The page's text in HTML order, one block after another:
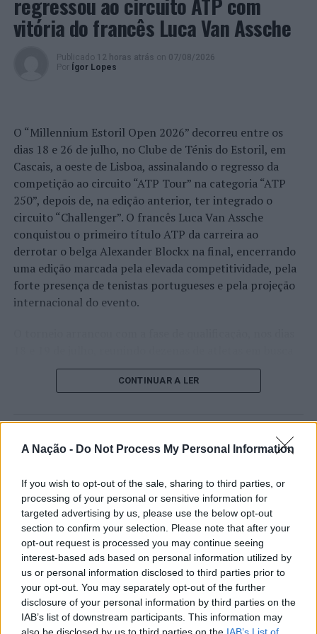
A Nação - Do Not Process My Personal Information
If you wish to opt-out of the sale, sharing to third parties, or
processing of your personal or sensitive information for
targeted advertising by us, please use the below opt-out
section to confirm your selection. Please note that after your
opt-out request is processed you may continue seeing
interest-based ads based on personal information utilized by
us or personal information disclosed to third parties prior to
your opt-out. You may separately opt-out of the further
disclosure of your personal information by third parties on the
IAB’s list of downstream participants. This information may
Foi, também, aprovada uma retificação de deliberação
para apoios à União de Freguesias de Barroselas e
Carvoeiro que acrescentou uma nova verba de 50.000
euros para a Remodelação e alteração da Casa do Povo
TÓPICOS RELACIONADOS:
APOIOS
CÂMARA MUNICIPAL DE VIANA DO CASTELO
DESTAQUE
PRÓXIMO
Dia Europeu do 112: INEM e PSP apelam à colaboração
dos contactantes em caso de emergência
NÃO PERCA
Sintra: Matiné musical na Casa da Cultura Lívio de
Morais
vitória do francês Luca Van Assche
Publicado 12 horas atrás on 07/08/2026
Por
Ígor Lopes
O “Millennium Estoril Open 2026” decorreu entre os
dias 18 e 26 de julho, no Clube de Ténis do Estoril, em
Cascais, a oeste de Lisboa, assinalando o regresso da
competição ao circuito “ATP Tour” na categoria “ATP
250”, depois de, na edição anterior, ter integrado o
circuito “Challenger”. O francês Luca Van Assche
conquistou o primeiro título ATP da carreira ao
derrotar o belga Alexander Blockx na final, encerrando
uma edição marcada pela elevada competitividade, pela
forte presença de tenistas portugueses e pela projeção
internacional do evento.
de um lugar no quadro principal. A cerimónia de
abertura contou com a presença do presidente da
acompanhado pelo executivo municipal, assinalando o
concelho no centro do calendário internacional do
Apesar das desistências de última hora de jogadores
como Casper Ruud (Noruega), Alejandro Davidovich
Fokina (Espanha) e Matteo Arnaldi (Itália), a prova
apresentou um quadro competitivo de elevado nível,
liderado pelo russo Andrey Rublev, primeiro cabeça de
série, pelo italiano Luciano Darderi, pelo chileno
Alejandro Tabilo e pelo belga Alexander Blockx.
Um dos momentos mais aguardados da semana foi
CONTINUAR A LER
ATUALIDADE
Internacional de Artes e Ofícios”
promete afirmar artesanato,
património e inovação como
“motores de desenvolvimento
económico e cultural” do município
português
Publicado 18 horas atrás on 07/08/2026